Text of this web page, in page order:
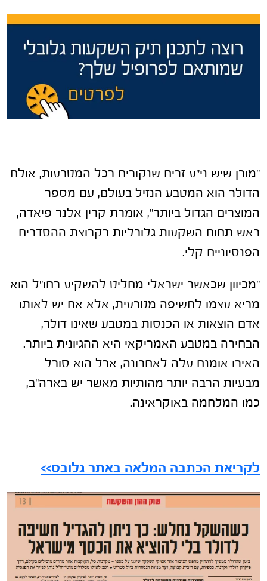
"מובן שיש ני"ע זרים שנקובים בכל המטבעות, אולם
הדולר הוא המטבע הנזיל בעולם, עם מספר
המוצרים הגדול ביותר", אומרת קרין אלנר פיאדה,
ראש תחום השקעות גלובליות בקבוצת ההסדרים
הפנסיוניים קלי.
"מכיוון שכאשר ישראלי מחליט להשקיע בחו"ל הוא
מביא עצמו לחשיפה מטבעית, אלא אם יש לאותו
אדם הוצאות או הכנסות במטבע שאינו דולר,
הבחירה במטבע האמריקאי היא ההגיונית ביותר.
האירו אומנם עלה לאחרונה, אבל הוא סובל
מבעיות הרבה יותר מהותיות מאשר יש בארה"ב,
כמו המלחמה באוקראינה.
לקריאת הכתבה המלאה באתר גלובס>>